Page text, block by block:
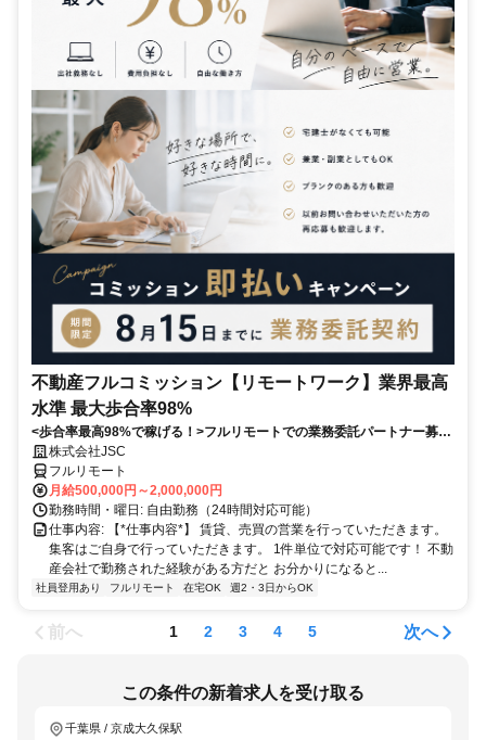
不動産フルコミッション【リモートワーク】業界最高
水準 最大歩合率98%
<歩合率最高98%で稼げる！>フルリモートでの業務委託パートナー募
集！1件単位で対応可能！
株式会社JSC
フルリモート
月給500,000円～2,000,000円
勤務時間・曜日: 自由勤務（24時間対応可能）
仕事内容: 【*仕事内容*】 賃貸、売買の営業を行っていただきます。
集客はご自身で行っていただきます。 1件単位で対応可能です！ 不動
産会社で勤務された経験がある方だと お分かりになると...
社員登用あり フルリモート 在宅OK 週2・3日からOK
前へ 1 2 3 4 5 次へ
この条件の新着求人を受け取る
千葉県 / 京成大久保駅